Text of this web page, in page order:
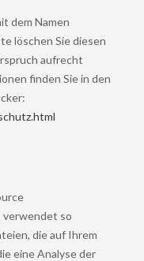
dem Namen
löschen Sie diesen
aufrecht
finden Sie in den
verwendet so
die auf Ihrem
eine Analyse der